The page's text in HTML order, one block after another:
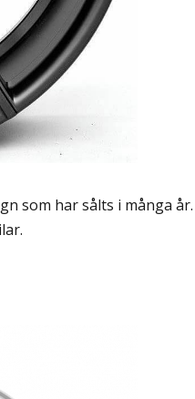
som har sålts i många år.